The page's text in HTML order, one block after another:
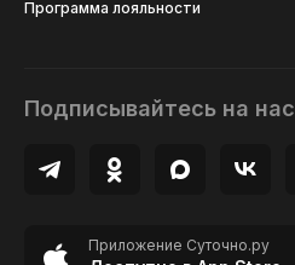
Программа лояльности
Подписывайтесь на нас
Приложение Суточно.ру